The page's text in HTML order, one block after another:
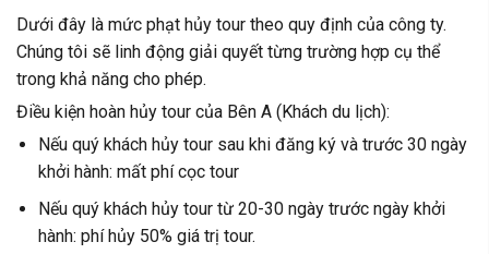
Dưới đây là mức phạt hủy tour theo quy định của công ty.
Chúng tôi sẽ linh động giải quyết từng trường hợp cụ thể
trong khả năng cho phép.
Điều kiện hoàn hủy tour của Bên A (Khách du lịch):
Nếu quý khách hủy tour sau khi đăng ký và trước 30 ngày
khởi hành: mất phí cọc tour
Nếu quý khách hủy tour từ 20-30 ngày trước ngày khởi
hành: phí hủy 50% giá trị tour.